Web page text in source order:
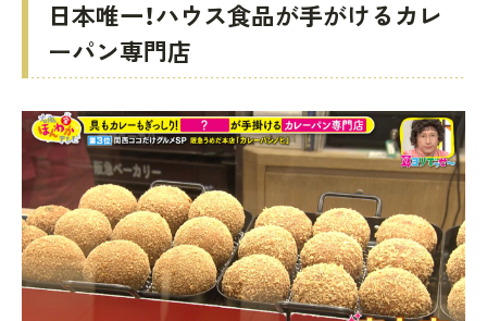
日本唯一！ハウス食品が手がけるカレ
ーパン専門店